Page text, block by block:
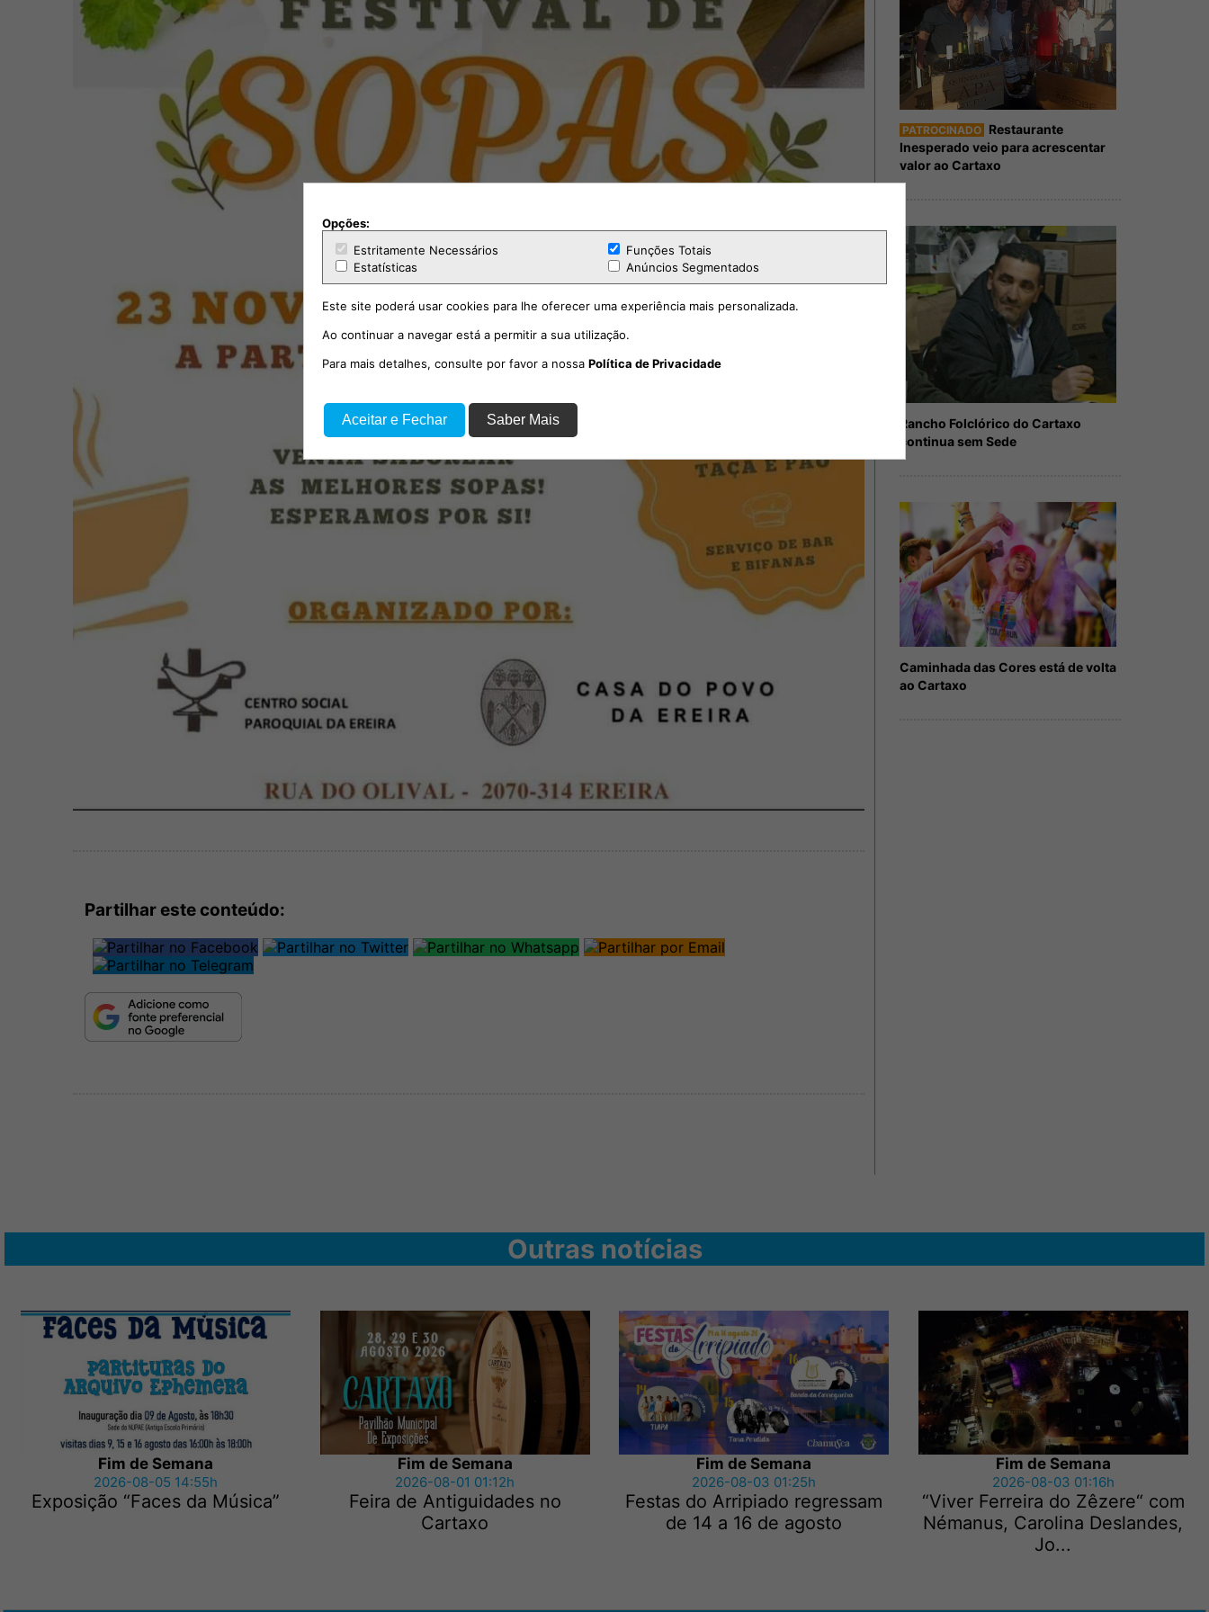
Partilhar este conteúdo:
PATROCINADO Restaurante
Inesperado veio para acrescentar
valor ao Cartaxo
Rancho Folclórico do Cartaxo
continua sem Sede
Caminhada das Cores está de volta
ao Cartaxo
Outras notícias
Fim de Semana
2026-08-05 14:55h
Exposição “Faces da Música”
Fim de Semana
2026-08-01 01:12h
Feira de Antiguidades no
Cartaxo
Fim de Semana
2026-08-03 01:25h
Festas do Arripiado regressam
de 14 a 16 de agosto
Fim de Semana
2026-08-03 01:16h
“Viver Ferreira do Zêzere“ com
Némanus, Carolina Deslandes,
Jo...
Opções:
Estritamente Necessários
Funções Totais
Estatísticas
Anúncios Segmentados
Este site poderá usar cookies para lhe oferecer uma experiência mais personalizada.
Ao continuar a navegar está a permitir a sua utilização.
Para mais detalhes, consulte por favor a nossa Política de Privacidade
Aceitar e Fechar Saber Mais